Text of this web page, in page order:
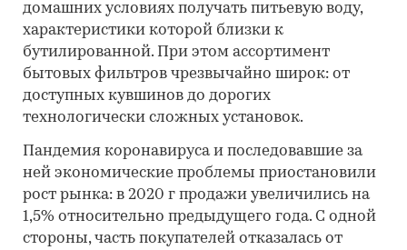
домашних условиях получать питьевую воду,
характеристики которой близки к
бутилированной. При этом ассортимент
бытовых фильтров чрезвычайно широк: от
доступных кувшинов до дорогих
технологически сложных установок.
Пандемия коронавируса и последовавшие за
ней экономические проблемы приостановили
рост рынка: в 2020 г продажи увеличились на
1,5% относительно предыдущего года. С одной
стороны, часть покупателей отказалась от